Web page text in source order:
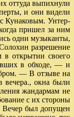
оттуда выпихнули
и они видели
Кунаковым. Унтер-
пришел за ним
одни музыканты,
разрешение
открытии своего
в обходе, — и
— В отзыве на
вечера., окна были
жандармам не
с их стороны
Вечер был допущен